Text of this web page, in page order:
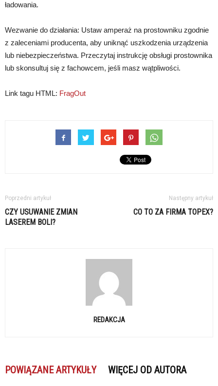
ładowania.
Wezwanie do działania: Ustaw amperaż na prostowniku zgodnie
z zaleceniami producenta, aby uniknąć uszkodzenia urządzenia
lub niebezpieczeństwa. Przeczytaj instrukcję obsługi prostownika
lub skonsultuj się z fachowcem, jeśli masz wątpliwości.
Link tagu HTML: FragOut
Poprzedni artykuł
CZY USUWANIE ZMIAN
LASEREM BOLI?
Następny artykuł
CO TO ZA FIRMA TOPEX?
REDAKCJA
POWIĄZANE ARTYKUŁY WIĘCEJ OD AUTORA